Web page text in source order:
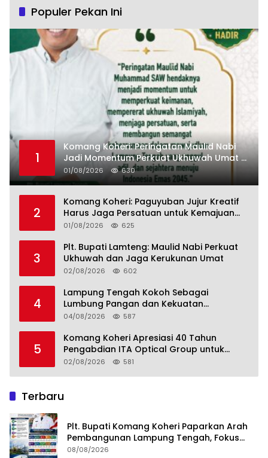
Populer Pekan Ini
1
Komang Koheri: Peringatan Maulid Nabi
Jadi Momentum Perkuat Ukhuwah Umat di
Lampung Tengah
01/08/2026 630
2
Komang Koheri: Paguyuban Jujur Kreatif
Harus Jaga Persatuan untuk Kemajuan
Lampung Tengah
01/08/2026 625
3
Plt. Bupati Lamteng: Maulid Nabi Perkuat
Ukhuwah dan Jaga Kerukunan Umat
02/08/2026 602
4
Lampung Tengah Kokoh Sebagai
Lumbung Pangan dan Kekuatan
Perkebunan Lampung, Komang Koheri:
Menuju Indonesia Emas 2045
04/08/2026 587
5
Komang Koheri Apresiasi 40 Tahun
Pengabdian ITA Optical Group untuk
Kesehatan Mata Masyarakat Lamteng
02/08/2026 581
Terbaru
Plt. Bupati Komang Koheri Paparkan Arah
Pembangunan Lampung Tengah, Fokus
pada SDM, Ekonomi, Infrastruktur dan
08/08/2026